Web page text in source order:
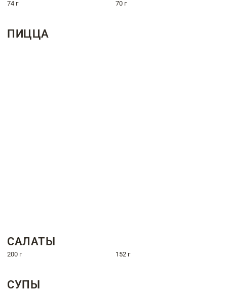
74 г 70 г
ПИЦЦА
САЛАТЫ
200 г 152 г
СУПЫ